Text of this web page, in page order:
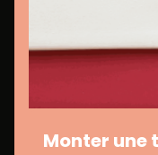
Monter une